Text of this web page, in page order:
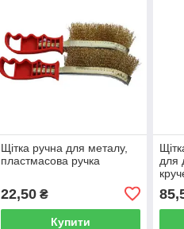
Щітка ручна для металу,
пластмасова ручка
22,50₴
Купити
для